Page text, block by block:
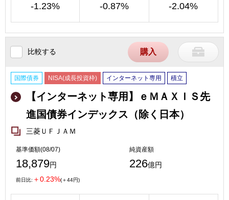
-1.23% -0.87% -2.04%
比較する 購入
国際債券 NISA(成長投資枠) インターネット専用 積立
【インターネット専用】ｅＭＡＸＩＳ先
進国債券インデックス（除く日本）
三菱ＵＦＪＡＭ
基準価額(08/07)
18,879円
純資産額
226億円
前日比: ＋0.23%(＋44円)